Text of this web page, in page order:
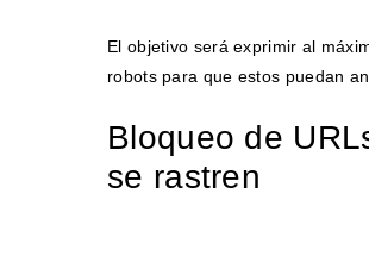
El objetivo será exprimir al
robots para que estos puedan
Bloqueo de
se rastren